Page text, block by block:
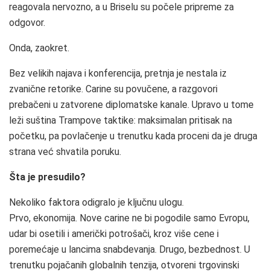
reagovala nervozno, a u Briselu su počele pripreme za
odgovor.
Onda, zaokret.
Bez velikih najava i konferencija, pretnja je nestala iz
zvanične retorike. Carine su povučene, a razgovori
prebačeni u zatvorene diplomatske kanale. Upravo u tome
leži suština Trampove taktike: maksimalan pritisak na
početku, pa povlačenje u trenutku kada proceni da je druga
strana već shvatila poruku.
Šta je presudilo?
Nekoliko faktora odigralo je ključnu ulogu.
Prvo, ekonomija. Nove carine ne bi pogodile samo Evropu,
udar bi osetili i američki potrošači, kroz više cene i
poremećaje u lancima snabdevanja. Drugo, bezbednost. U
trenutku pojačanih globalnih tenzija, otvoreni trgovinski